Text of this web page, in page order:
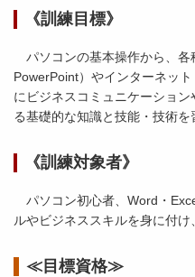
《訓練目標》
パソコンの基本操作から、各
PowerPoint）やインターネッ
にビジネスコミュニケーショ
る基礎的な知識と技能・技術を
《訓練対象者》
パソコン初心者、Word・
ルやビジネススキルを身に付
≪目標資格≫